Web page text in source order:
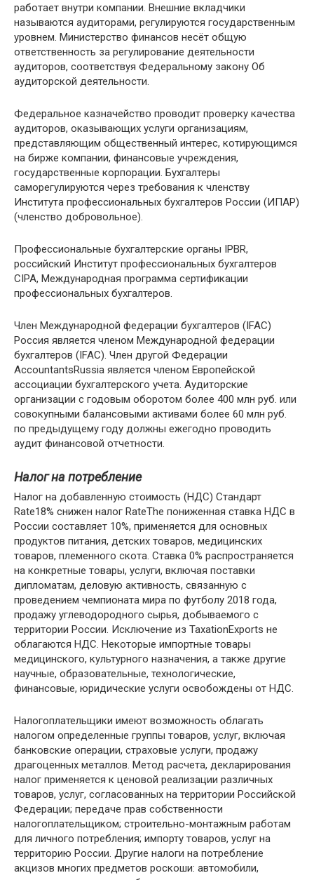
работает внутри компании. Внешние вкладчики
называются аудиторами, регулируются государственным
уровнем. Министерство финансов несёт общую
ответственность за регулирование деятельности
аудиторов, соответствуя Федеральному закону Об
аудиторской деятельности.
Федеральное казначейство проводит проверку качества
аудиторов, оказывающих услуги организациям,
представляющим общественный интерес, котирующимся
на бирже компании, финансовые учреждения,
государственные корпорации. Бухгалтеры
саморегулируются через требования к членству
Института профессиональных бухгалтеров России (ИПАР)
(членство добровольное).
Профессиональные бухгалтерские органы IPBR,
российский Институт профессиональных бухгалтеров
СІРА, Международная программа сертификации
профессиональных бухгалтеров.
Член Международной федерации бухгалтеров (IFAC)
Россия является членом Международной федерации
бухгалтеров (IFAC). Член другой Федерации
AccountantsRussia является членом Европейской
ассоциации бухгалтерского учета. Аудиторские
организации с годовым оборотом более 400 млн руб. или
совокупными балансовыми активами более 60 млн руб.
по предыдущему году должны ежегодно проводить
аудит финансовой отчетности.
Налог на потребление
Налог на добавленную стоимость (НДС) Стандарт
Rate18% снижен налог RateThe пониженная ставка НДС в
России составляет 10%, применяется для основных
продуктов питания, детских товаров, медицинских
товаров, племенного скота. Ставка 0% распространяется
на конкретные товары, услуги, включая поставки
дипломатам, деловую активность, связанную с
проведением чемпионата мира по футболу 2018 года,
продажу углеводородного сырья, добываемого с
территории России. Исключение из TaxationExports не
облагаются НДС. Некоторые импортные товары
медицинского, культурного назначения, а также другие
научные, образовательные, технологические,
финансовые, юридические услуги освобождены от НДС.
Налогоплательщики имеют возможность облагать
налогом определенные группы товаров, услуг, включая
банковские операции, страховые услуги, продажу
драгоценных металлов. Метод расчета, декларирования
налог применяется к ценовой реализации различных
товаров, услуг, согласованных на территории Российской
Федерации; передаче прав собственности
налогоплательщиком; строительно-монтажным работам
для личного потребления; импорту товаров, услуг на
территорию России. Другие налоги на потребление
акцизов многих предметов роскоши: автомобили,